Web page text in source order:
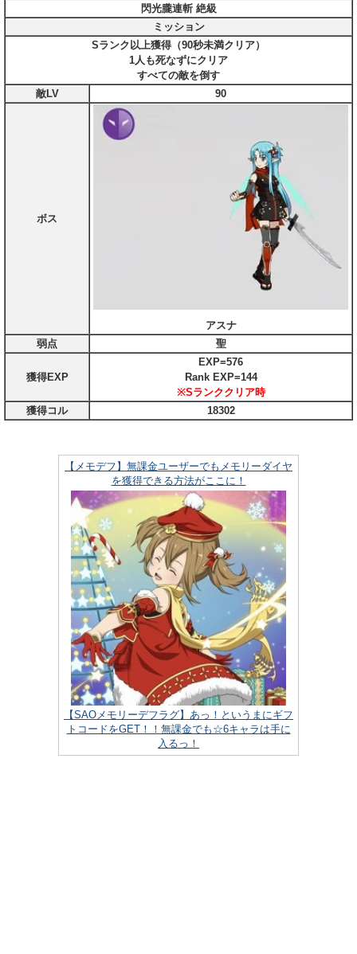
閃光朧連斬 絶級
ミッション
Sランク以上獲得（90秒未満クリア）
1人も死なずにクリア
すべての敵を倒す
敵LV
90
ボス
アスナ
弱点
聖
獲得EXP
EXP=576
Rank EXP=144
※Sランククリア時
獲得コル
18302
【メモデフ】無課金ユーザーでもメモリーダイヤ
を獲得できる方法がここに！
【SAOメモリーデフラグ】あっ！というまにギフ
トコードをGET！！無課金でも☆6キャラは手に
入るっ！